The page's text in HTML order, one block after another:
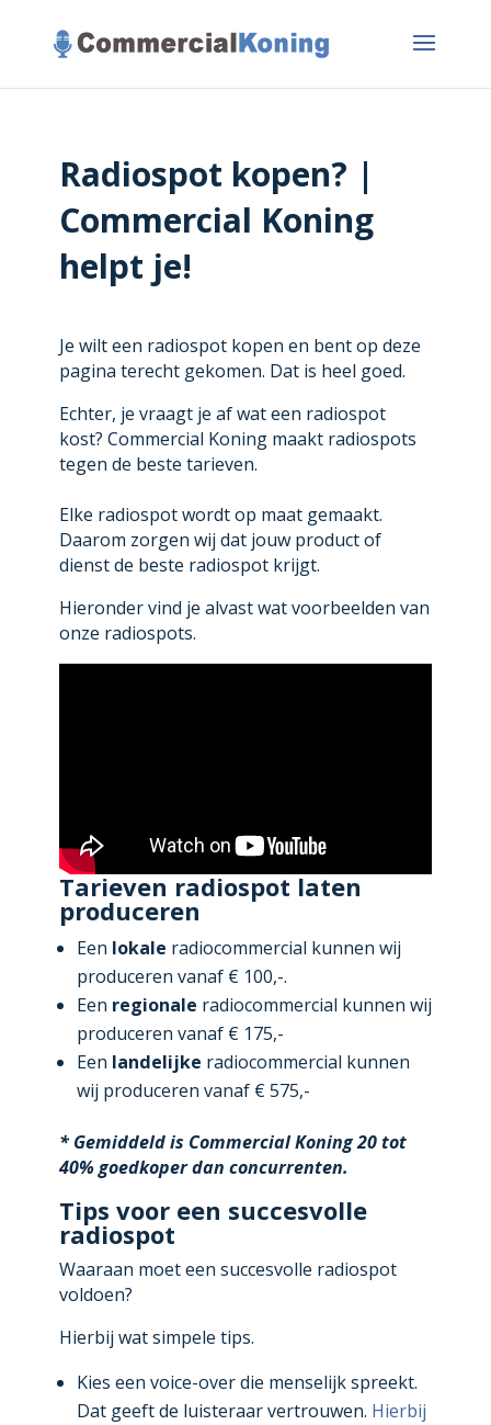
Radiospot kopen? |
Commercial Koning
helpt je!
Je wilt een radiospot kopen en bent op deze
pagina terecht gekomen. Dat is heel goed.
Echter, je vraagt je af wat een radiospot
kost? Commercial Koning maakt radiospots
tegen de beste tarieven.
Elke radiospot wordt op maat gemaakt.
Daarom zorgen wij dat jouw product of
dienst de beste radiospot krijgt.
Hieronder vind je alvast wat voorbeelden van
onze radiospots.
Tarieven radiospot laten
produceren
Een lokale radiocommercial kunnen wij
produceren vanaf € 100,-.
Een regionale radiocommercial kunnen wij
produceren vanaf € 175,-
Een landelijke radiocommercial kunnen
wij produceren vanaf € 575,-
* Gemiddeld is Commercial Koning 20 tot
40% goedkoper dan concurrenten.
Tips voor een succesvolle
radiospot
Waaraan moet een succesvolle radiospot
voldoen?
Hierbij wat simpele tips.
Kies een voice-over die menselijk spreekt.
Dat geeft de luisteraar vertrouwen. Hierbij